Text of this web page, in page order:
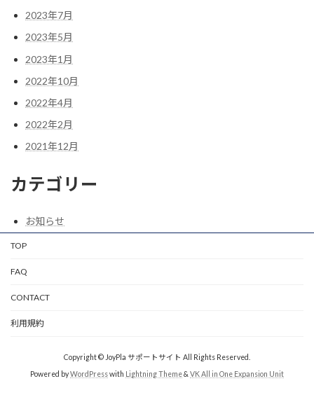
2023年7月
2023年5月
2023年1月
2022年10月
2022年4月
2022年2月
2021年12月
カテゴリー
お知らせ
TOP
FAQ
CONTACT
利用規約
Copyright © JoyPla サポートサイト All Rights Reserved.
Powered byWordPresswith Lightning Theme& VK All in One Expansion Unit